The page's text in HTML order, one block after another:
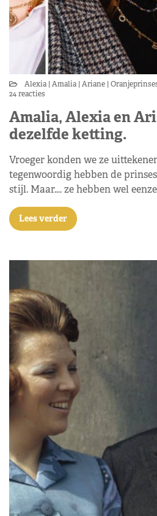
Alexia Amalia Ariane
24 reacties
Amalia, Alexia en
dezelfde ketting.
Vroeger konden we ze
tegenwoordig hebben de
stijl. Maar…. ze hebben wel
Lees verder